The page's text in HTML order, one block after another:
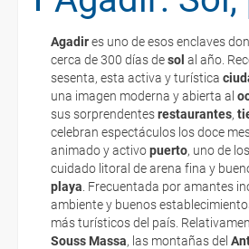
Agadires uno de esos enclaves
cerca de 300 días desol al año.
sesenta, esta activa y turística
una imagen moderna y abierta al
sus sorprendentesrestaurantes,
celebran espectáculos los doce
animado y activopuerto, uno de
cuidado litoral de arena fina y
playa . Frecuentada por amantes
ambiente y buenos
más turísticos del país.
Souss Massa, las montañas del
Gastronomía marroquí
¿Cuándo ir?
Documentación y aduanas
¿Cómo llegar?
Salud y seguridad
La documentación de tu reserva te
esté realizado completamente.
Respecto a las tarjetas de
electrónicos por lo que podrás
realizando el check-in por su web.
Eso sí, deberás estar atento si
exigen la presentación de la tarjeta
no te carguen un suplemento extra